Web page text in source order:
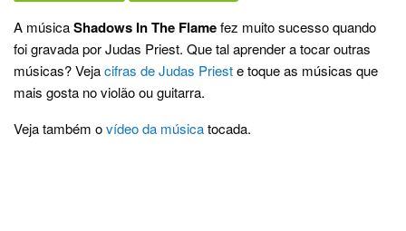
A músicaShadows In The Flamefez muito sucesso quando
foi gravada por Judas Priest. Que tal aprender a tocar outras
músicas? Vejacifras de Judas Prieste toque as músicas que
mais gosta no violão ou guitarra.
Veja também ovídeo da músicatocada.